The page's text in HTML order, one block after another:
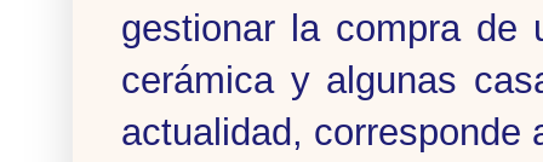
gestionar la compra de
cerámica y algunas
actualidad, corresponde